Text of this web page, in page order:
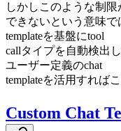
しかしこのような制
できないという意味で
templateを基盤にtool
callタイプを自動検出
ユーザー定義のchat
templateを活用すれば
Custom Chat